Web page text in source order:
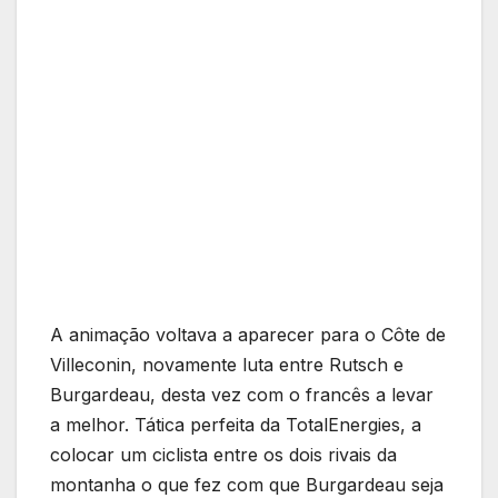
A animação voltava a aparecer para o Côte de
Villeconin, novamente luta entre Rutsch e
Burgardeau, desta vez com o francês a levar
a melhor. Tática perfeita da TotalEnergies, a
colocar um ciclista entre os dois rivais da
montanha o que fez com que Burgardeau seja